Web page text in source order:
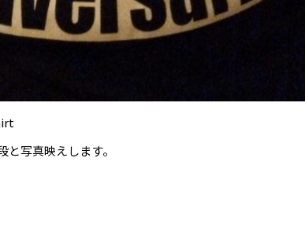
写真映えします。